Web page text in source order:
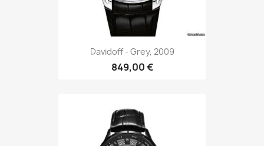
Davidoff - Grey, 2009
849,00 €